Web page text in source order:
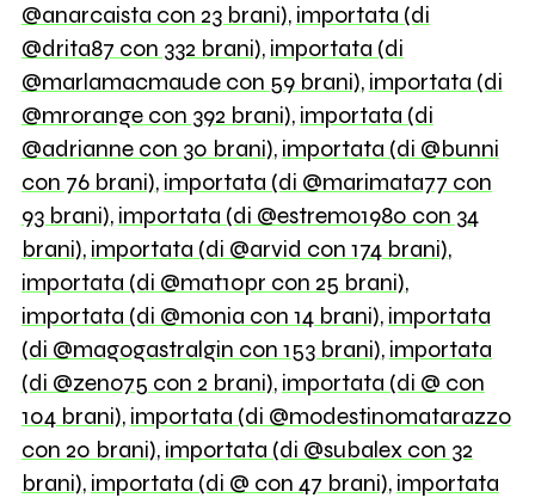
@anarcaista con 23 brani), importata (di
@drita87 con 332 brani), importata (di
@marlamacmaude con 59 brani), importata (di
@mrorange con 392 brani), importata (di
@adrianne con 30 brani), importata (di @bunni
con 76 brani), importata (di @marimata77 con
93 brani), importata (di @estremo1980 con 34
brani), importata (di @arvid con 174 brani),
importata (di @mat10pr con 25 brani),
importata (di @monia con 14 brani), importata
(di @magogastralgin con 153 brani), importata
(di @zeno75 con 2 brani), importata (di @ con
104 brani), importata (di @modestinomatarazzo
con 20 brani), importata (di @subalex con 32
brani), importata (di @ con 47 brani), importata